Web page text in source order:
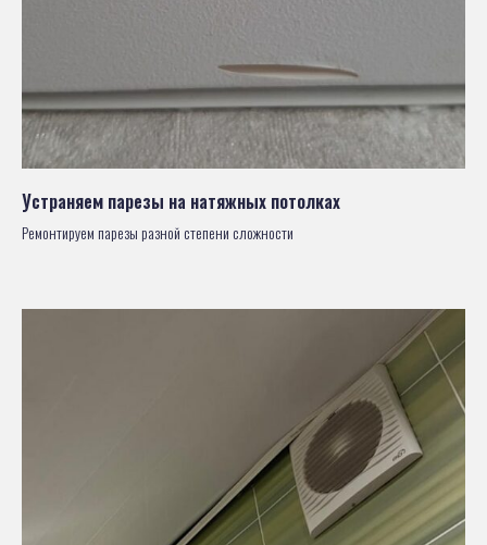
Устраняем парезы на натяжных потолках
Ремонтируем парезы разной степени сложности